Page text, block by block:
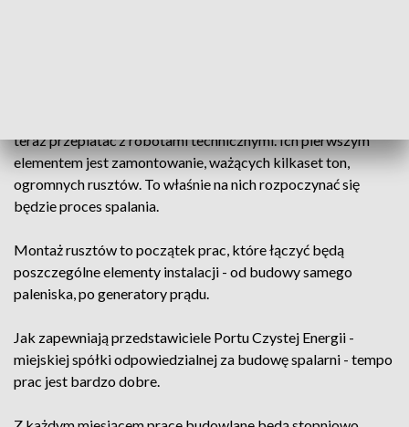
teraz przeplatać z robotami technicznymi. Ich pierwszym
elementem jest zamontowanie, ważących kilkaset ton,
ogromnych rusztów. To właśnie na nich rozpoczynać się
będzie proces spalania.
Montaż rusztów to początek prac, które łączyć będą
poszczególne elementy instalacji - od budowy samego
paleniska, po generatory prądu.
Jak zapewniają przedstawiciele Portu Czystej Energii -
miejskiej spółki odpowiedzialnej za budowę spalarni - tempo
prac jest bardzo dobre.